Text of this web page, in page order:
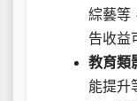
綜藝等
告收益
教育類
能提升